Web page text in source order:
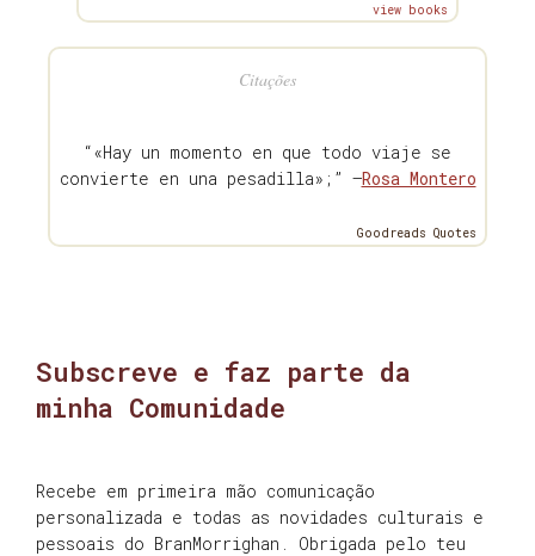
view books
Citações
“«Hay un momento en que todo viaje se
convierte en una pesadilla»;” —Rosa Montero
Goodreads Quotes
Subscreve e faz parte da
minha Comunidade
Recebe em primeira mão comunicação
personalizada e todas as novidades culturais e
pessoais do BranMorrighan. Obrigada pelo teu